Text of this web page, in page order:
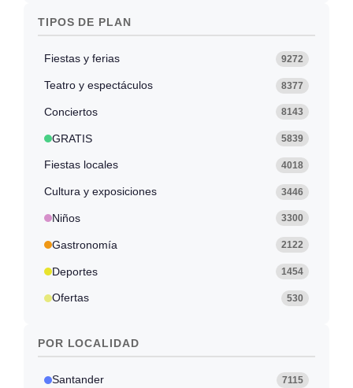
TIPOS DE PLAN
Fiestas y ferias 9272
Teatro y espectáculos 8377
Conciertos 8143
GRATIS 5839
Fiestas locales 4018
Cultura y exposiciones 3446
Niños 3300
Gastronomía 2122
Deportes 1454
Ofertas 530
POR LOCALIDAD
Santander 7115